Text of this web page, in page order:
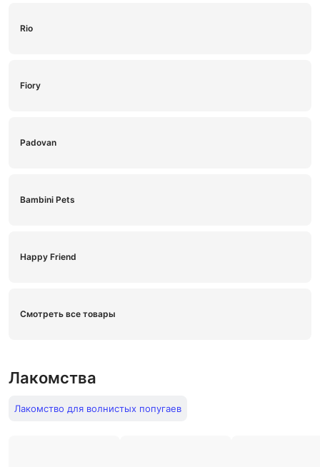
Rio
Fiory
Padovan
Bambini Pets
Happy Friend
Смотреть все товары
Лакомства
Лакомство для волнистых попугаев